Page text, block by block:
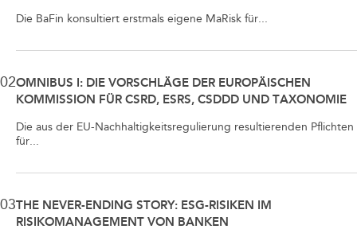
Die BaFin konsultiert erstmals eigene MaRisk für...
02OMNIBUS I: DIE VORSCHLÄGE DER EUROPÄISCHEN
KOMMISSION FÜR CSRD, ESRS, CSDDD UND TAXONOMIE
Die aus der EU-Nachhaltigkeitsregulierung resultierenden Pflichten
für...
03THE NEVER-ENDING STORY: ESG-RISIKEN IM
RISIKOMANAGEMENT VON BANKEN